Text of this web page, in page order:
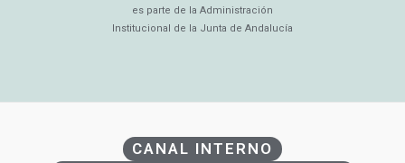
es parte de la Administración
Institucional de la Junta de Andalucía
CANAL INTERNO